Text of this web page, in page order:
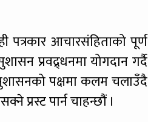
पत्रकार आचारसंहिताको पूर्ण
प्रवद्र्धनमा योगदान गर्दै
पक्षमा कलम चलाउँदै
प्रस्ट पार्न चाहन्छौं ।